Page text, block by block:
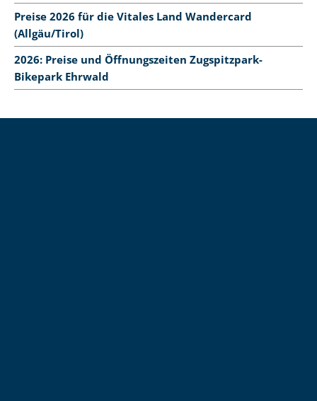
Preise 2026 für die Vitales Land Wandercard
(Allgäu/Tirol)
2026: Preise und Öffnungszeiten Zugspitzpark-
Bikepark Ehrwald